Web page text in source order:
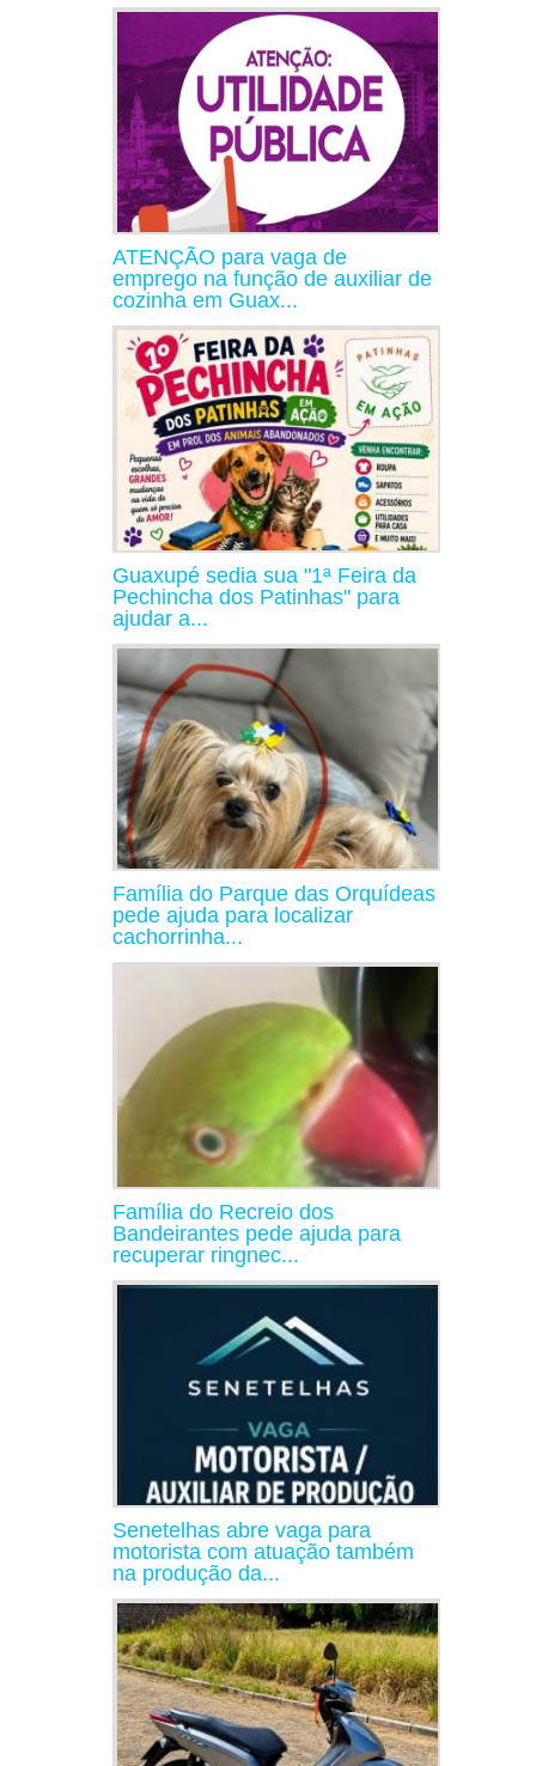
ATENÇÃO para vaga de
emprego na função de auxiliar de
cozinha em Guax...
Guaxupé sedia sua "1ª Feira da
Pechincha dos Patinhas" para
ajudar a...
Família do Parque das Orquídeas
pede ajuda para localizar
cachorrinha...
Família do Recreio dos
Bandeirantes pede ajuda para
recuperar ringnec...
Senetelhas abre vaga para
motorista com atuação também
na produção da...